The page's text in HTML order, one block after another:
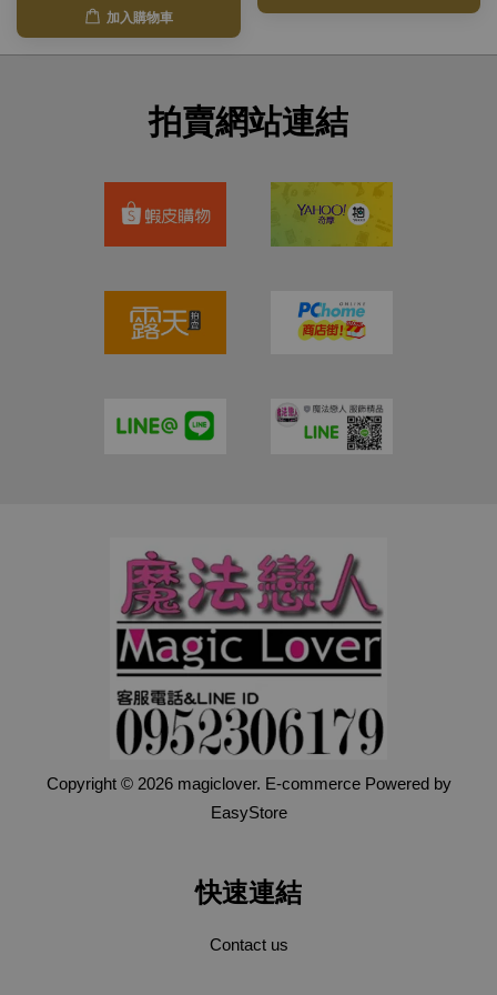
加入購物車
拍賣網站連結
Copyright © 2026 magiclover. E-commerce Powered by
EasyStore
快速連結
Contact us